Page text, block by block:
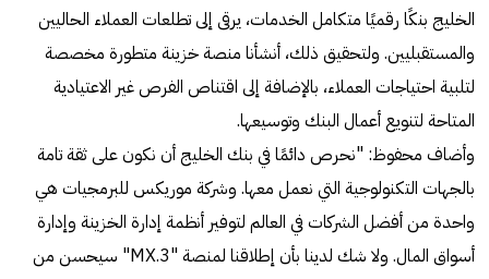
الخليج بنكًا رقميًا متكامل الخدمات، يرقى إلى تطلعات العملاء الحاليين
والمستقبليين. ولتحقيق ذلك، أنشأنا منصة خزينة متطورة مخصصة
لتلبية احتياجات العملاء، بالإضافة إلى اقتناص الفرص غير الاعتيادية
المتاحة لتنويع أعمال البنك وتوسيعها.
وأضاف محفوظ: "نحرص دائمًا في بنك الخليج أن نكون على ثقة تامة
بالجهات التكنولوجية التي نعمل معها. وشركة موريكس للبرمجيات هي
واحدة من أفضل الشركات في العالم لتوفير أنظمة إدارة الخزينة وإدارة
أسواق المال. ولا شك لدينا بأن إطلاقنا لمنصة "MX.3" سيحسن من